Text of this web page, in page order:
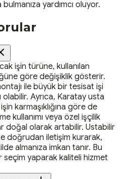
yardımcı oluyor.
işin türüne, kullanılan
göre değişiklik gösterir.
ile büyük bir tesisat işi
Ayrıca, Karatay usta
karmaşıklığına göre de
kullanımı veya özel işçilik
doğal olarak artabilir. Ustabilir
doğrudan iletişim kurarak,
almanıza imkan tanır. Bu
yaparak kaliteli hizmet